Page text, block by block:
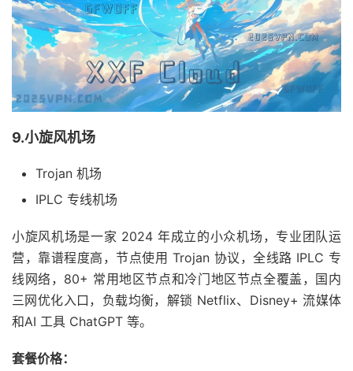
9.小旋风机场
Trojan 机场
IPLC 专线机场
小旋风机场是一家 2024 年成立的小众机场，专业团队运
营，靠谱程度高，节点使用 Trojan 协议，全线路 IPLC 专
线网络，80+ 常用地区节点和冷门地区节点全覆盖，国内
三网优化入口，负载均衡，解锁 Netflix、Disney+ 流媒体
和AI 工具 ChatGPT 等。
套餐价格：